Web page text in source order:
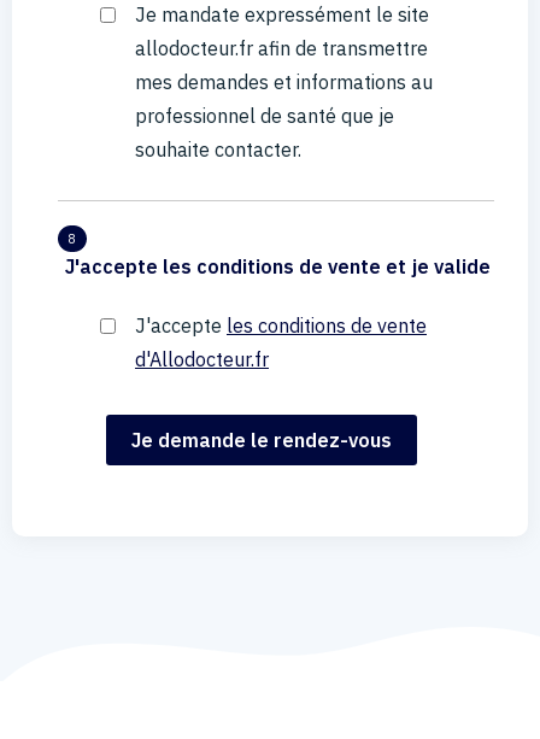
Je mandate expressément le site
allodocteur.fr afin de transmettre
mes demandes et informations au
professionnel de santé que je
souhaite contacter.
8
J'accepte les conditions de vente et je valide
J'accepte les conditions de vente
d'Allodocteur.fr